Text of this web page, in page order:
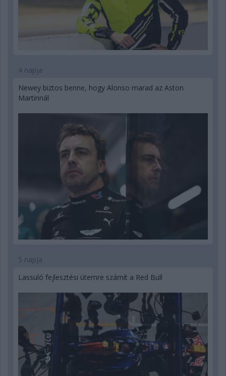
4 napja
Newey biztos benne, hogy Alonso marad az Aston
Martinnál
5 napja
Lassuló fejlesztési ütemre számít a Red Bull